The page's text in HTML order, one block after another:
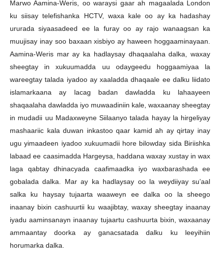
Marwo Aamina-Weris, oo waraysi gaar ah magaalada London
ku siisay telefishanka HCTV, waxa kale oo ay ka hadashay
ururada siyaasadeed ee la furay oo ay rajo wanaagsan ka
muujisay inay soo baxaan xisbiyo ay haween hoggaaminayaan.
Aamina-Weris mar ay ka hadlaysay dhaqaalaha dalka, waxay
sheegtay in xukuumadda uu odaygeedu hoggaamiyaa la
wareegtay talada iyadoo ay xaaladda dhaqaale ee dalku liidato
islamarkaana ay lacag badan dawladda ku lahaayeen
shaqaalaha dawladda iyo muwaadiniin kale, waxaanay sheegtay
in mudadii uu Madaxweyne Siilaanyo talada hayay la hirgeliyay
mashaariic kala duwan inkastoo qaar kamid ah ay qirtay inay
ugu yimaadeen iyadoo xukuumadii hore bilowday sida Biriishka
labaad ee caasimadda Hargeysa, haddana waxay xustay in wax
laga qabtay dhinacyada caafimaadka iyo waxbarashada ee
gobalada dalka. Mar ay ka hadlaysay oo la weydiiyay su’aal
salka ku haysay tujaarta waaweyn ee dalka oo la sheego
inaanay bixin cashuurtii ku waajibtay, waxay sheegtay inaanay
iyadu aaminsanayn inaanay tujaartu cashuurta bixin, waxaanay
ammaantay doorka ay ganacsatada dalku ku leeyihiin
horumarka dalka.